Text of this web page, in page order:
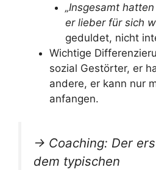
„Insgesamt
er lieber für sich
geduldet, nicht
Wichtige
sozial Gestörter, er
andere, er kann nur
anfangen.
→ Coaching: Der
dem typischen